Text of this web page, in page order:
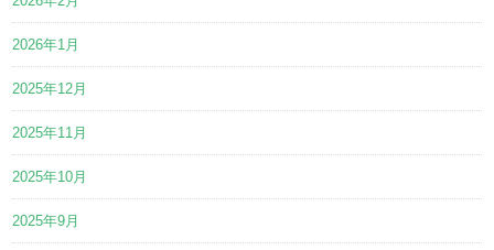
2026年1月
2025年12月
2025年11月
2025年10月
2025年9月